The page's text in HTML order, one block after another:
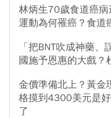
林炳生70歲食道癌
運動為何罹癌？食道
「把BNT吹成神藥
國施予恩惠的大戲？
金價準備北上？黃金
格摸到4300美元是
了